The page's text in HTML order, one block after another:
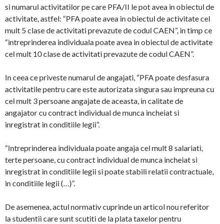
si numarul activitatilor pe care PFA/II le pot avea in obiectul de
activitate, astfel: “PFA poate avea in obiectul de activitate cel
mult 5 clase de activitati prevazute de codul CAEN”, in timp ce
“intreprinderea individuala poate avea in obiectul de activitate
cel mult 10 clase de activitati prevazute de codul CAEN”.
In ceea ce priveste numarul de angajati, “PFA poate desfasura
activitatile pentru care este autorizata singura sau impreuna cu
cel mult 3 persoane angajate de aceasta, in calitate de
angajator cu contract individual de munca incheiat si
inregistrat in conditiile legii”.
“Intreprinderea individuala poate angaja cel mult 8 salariati,
terte persoane, cu contract individual de munca incheiat si
inregistrat in conditiile legii si poate stabili relatii contractuale,
in conditiile legii (…)”.
De asemenea, actul normativ cuprinde un articol nou referitor
la studentii care sunt scutiti de la plata taxelor pentru